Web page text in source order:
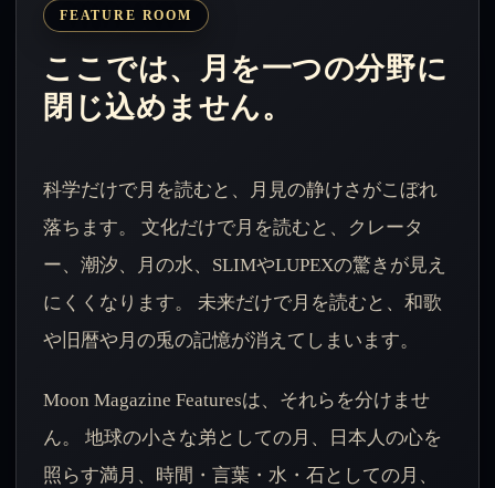
FEATURE ROOM
ここでは、月を一つの分野に
閉じ込めません。
科学だけで月を読むと、月見の静けさがこぼれ
落ちます。 文化だけで月を読むと、クレータ
ー、潮汐、月の水、SLIMやLUPEXの驚きが見え
にくくなります。 未来だけで月を読むと、和歌
や旧暦や月の兎の記憶が消えてしまいます。
Moon Magazine Featuresは、それらを分けませ
ん。 地球の小さな弟としての月、日本人の心を
照らす満月、時間・言葉・水・石としての月、